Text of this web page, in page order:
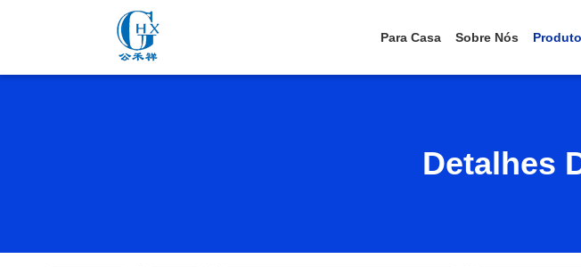
Para Casa Sobre Nós
Detalhes